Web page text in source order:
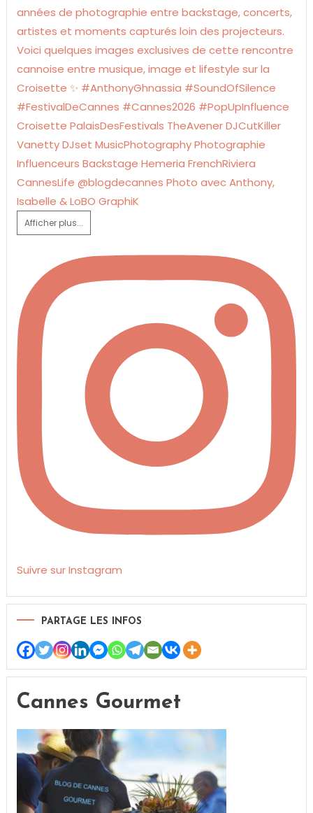
Afficher plus...
Suivre sur Instagram
PARTAGE LES INFOS
Cannes Gourmet